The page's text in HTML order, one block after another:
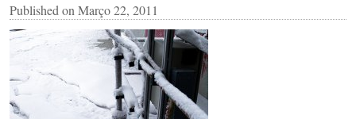
Published on Março 22, 2011